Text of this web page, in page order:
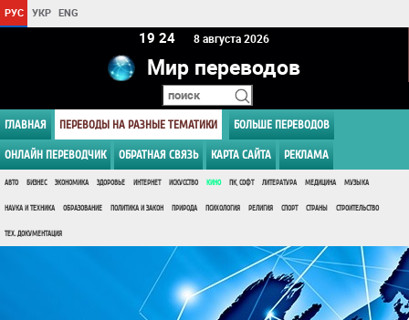
РУС УКР ENG
19:24 8 августа 2026
Мир переводов
ГЛАВНАЯ ПЕРЕВОДЫ НА РАЗНЫЕ ТЕМАТИКИ БОЛЬШЕ ПЕРЕВОДОВ
ОНЛАЙН ПЕРЕВОДЧИК ОБРАТНАЯ СВЯЗЬ КАРТА САЙТА РЕКЛАМА
АВТО БИЗНЕС ЭКОНОМИКА ЗДОРОВЬЕ ИНТЕРНЕТ ИСКУССТВО КИНО ПК, СОФТ ЛИТЕРАТУРА МЕДИЦИНА МУЗЫКА
НАУКА И ТЕХНИКА ОБРАЗОВАНИЕ ПОЛИТИКА И ЗАКОН ПРИРОДА ПСИХОЛОГИЯ РЕЛИГИЯ СПОРТ СТРАНЫ СТРОИТЕЛЬСТВО
ТЕХ. ДОКУМЕНТАЦИЯ